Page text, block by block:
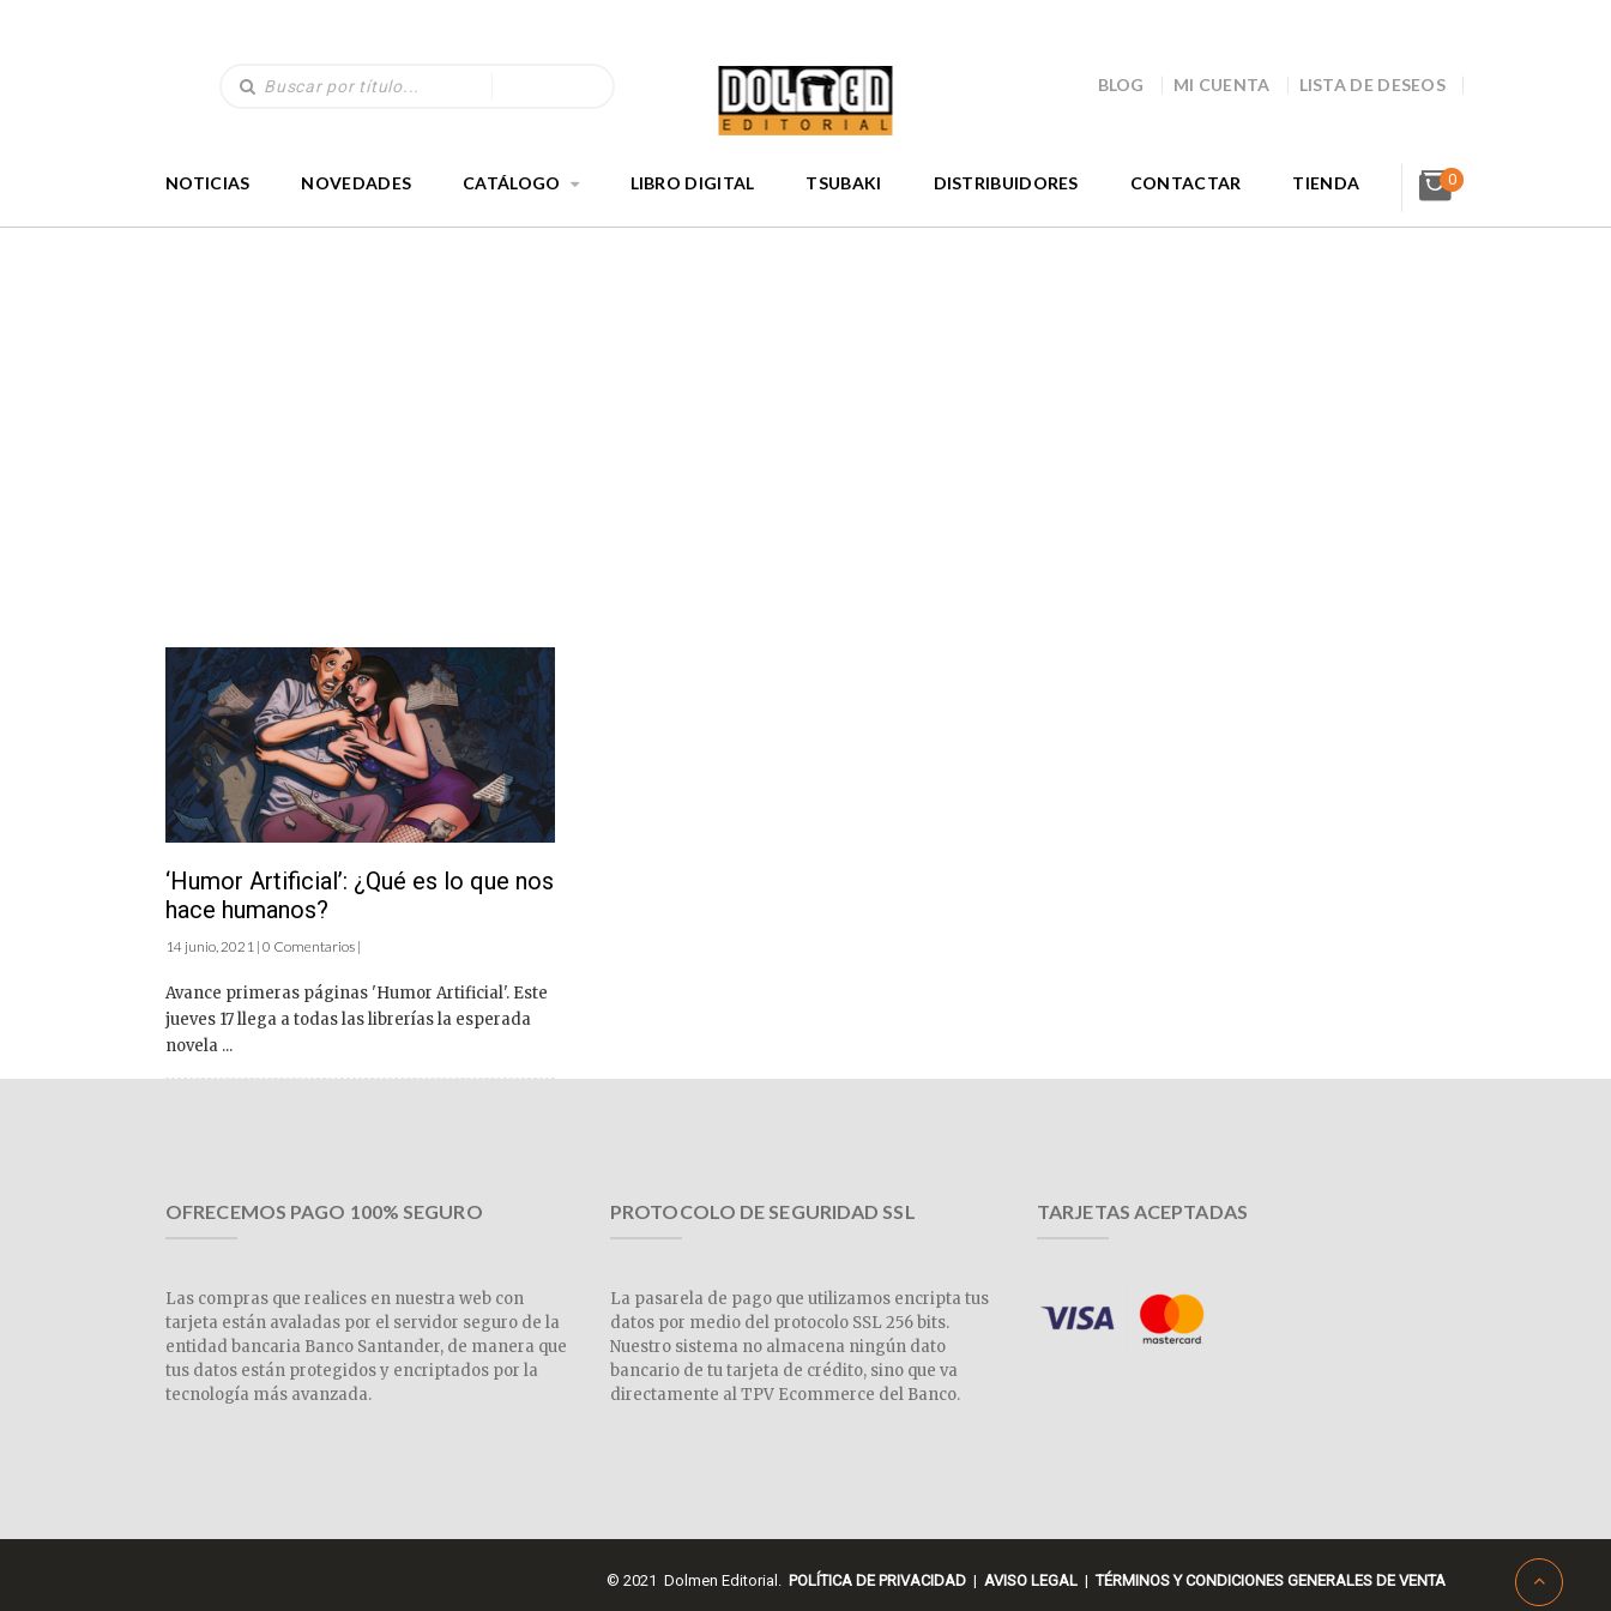
BLOG MI CUENTA LISTA DE DESEOS
NOTICIAS NOVEDADES CATÁLOGO LIBRO DIGITAL TSUBAKI DISTRIBUIDORES CONTACTAR TIENDA 0
‘Humor Artificial’: ¿Qué es lo que nos
hace humanos?
14 junio, 2021 | 0 Comentarios |
Avance primeras páginas 'Humor Artificial'. Este
jueves 17 llega a todas las librerías la esperada
novela ...
OFRECEMOS PAGO 100% SEGURO
Las compras que realices en nuestra web con
tarjeta están avaladas por el servidor seguro de la
entidad bancaria Banco Santander, de manera que
tus datos están protegidos y encriptados por la
tecnología más avanzada.
PROTOCOLO DE SEGURIDAD SSL
La pasarela de pago que utilizamos encripta tus
datos por medio del protocolo SSL 256 bits.
Nuestro sistema no almacena ningún dato
bancario de tu tarjeta de crédito, sino que va
directamente al TPV Ecommerce del Banco.
TARJETAS ACEPTADAS
© 2021 Dolmen Editorial. POLÍTICA DE PRIVACIDAD | AVISO LEGAL |TÉRMINOS Y CONDICIONES GENERALES DE VENTA